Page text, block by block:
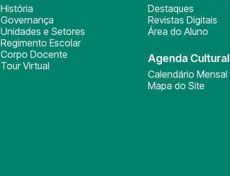
História
Governança
Unidades e Setores
Regimento Escolar
Corpo Docente
Tour Virtual
Destaques
Revistas Digitais
Área do Aluno
Agenda Cultural
Calendário Mensal
Mapa do Site